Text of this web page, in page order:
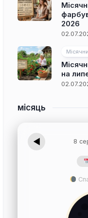
2026
на
місяць
◀ 8